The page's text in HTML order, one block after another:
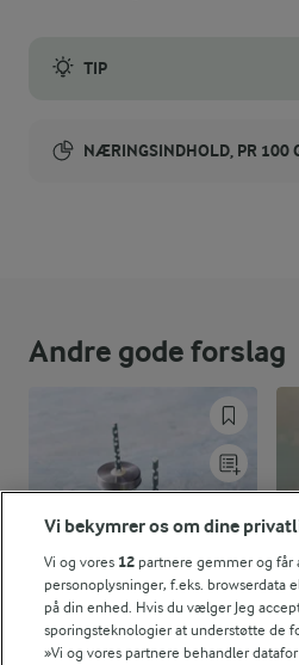
TIP
NÆRINGSINDHOLD, PR 100
Fiber:
0,7 g
Fedt:
0,3 g
Kulhydrat:
10,1 g
Andre gode forslag
Vi bekymrer os om dine
Vi og vores 12 partnere gemmer og får
personoplysninger, f.eks. browserdata
på din enhed. Hvis du vælger Jeg
sporingsteknologier at understøtte de
»Vi og vores partnere behandler